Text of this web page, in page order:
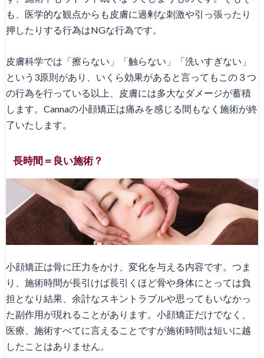
も、医学的な観点からも皮膚に過剰な刺激や引っ張ったり
押したりする行為はNGな行為です。
皮膚科学では「擦らない」「触らない」「洗いすぎない」
という3原則があり、いくら効果があると言ってもこの３つ
の行為を行っている以上、皮膚には多大なダメージが蓄積
します。Cannaの小顔矯正は痛みを感じる間もなく施術が終
了いたします。
長時間＝良い施術？
小顔矯正は骨に圧力をかけ、変化を与える内容です。つま
り、施術時間が長引けば長引くほど骨や身体にとっては負
担となり結果、余計なスキントラブルや思ってもいなかっ
た副作用が現れることがあります。小顔矯正だけでなく、
医療、施術すべてに言えることですが施術時間は短いに越
したことはありません。